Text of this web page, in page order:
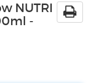
NUTRI
-